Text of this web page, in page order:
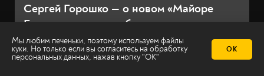
Сергей Горошко — о новом «Майоре
Громе» и этике рэп-баттлов
2х2.медиа Алина Кувшинникова
Мы любим печеньки, поэтому используем файлы
куки. Но только если вы согласитесь на обработку
персональных данных, нажав кнопку "ОК"
ОК